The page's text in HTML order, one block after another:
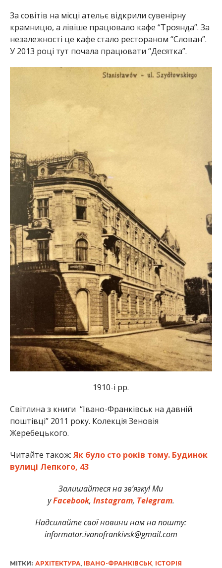
За совітів на місці ательє відкрили сувенірну
крамницю, а лівіше працювало кафе “Троянда”. За
незалежності це кафе стало рестораном “Слован”.
У 2013 році тут почала працювати “Десятка”.
1910-і рр.
Світлина з книги “Івано-Франківськ на давній
поштівці” 2011 року. Колекція Зеновія
Жеребецького.
Читайте також: Як було сто років тому. Будинок
вулиці Лепкого, 43
Залишайтеся на зв’язку! Ми
уFacebook, Instagram, Telegram.
Надсилайте свої новини нам на пошту:
informator.ivanofrankivsk@gmail.com
МІТКИ: АРХІТЕКТУРА, ІВАНО-ФРАНКІВСЬК, ІСТОРІЯ